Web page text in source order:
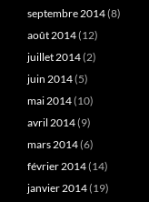
septembre 2014(8)
août 2014(12)
juillet 2014(2)
juin 2014(5)
mai 2014(10)
avril 2014(9)
mars 2014(6)
février 2014(14)
janvier 2014(19)